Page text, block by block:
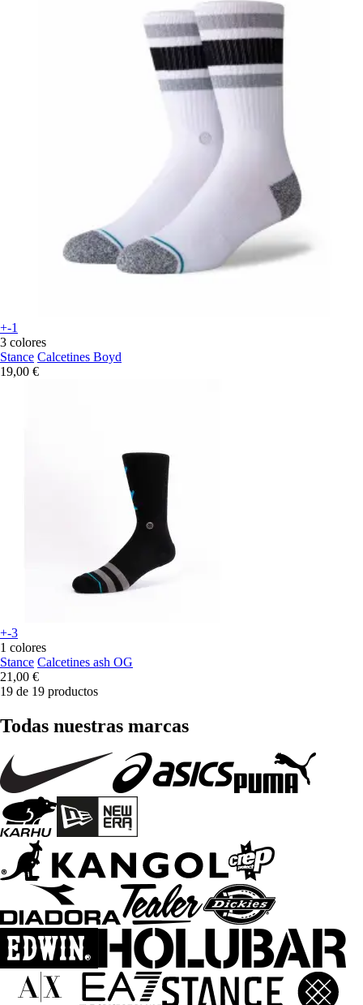
+-1
3 colores
Stance Calcetines Boyd
19,00 €
+-3
1 colores
Stance Calcetines ash OG
21,00 €
19 de 19 productos
Todas nuestras marcas